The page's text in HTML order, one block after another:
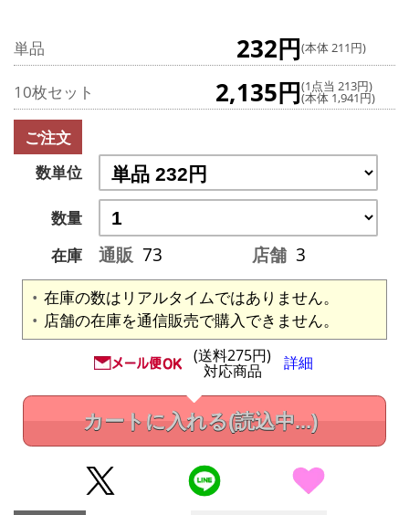
単品 232円(本体 211円)
10枚セット 2,135円(1点当 213円)
(本体 1,941円)
ご注文
数単位
数量
在庫
通販 73 店舗 3
在庫の数はリアルタイムではありません。
店舗の在庫を通信販売で購入できません。
(送料275円)
対応商品 詳細
カートに入れる(読込中...)